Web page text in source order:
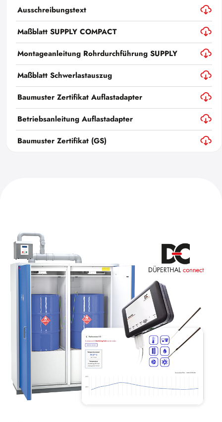
Ausschreibungstext
Maßblatt SUPPLY COMPACT
Montageanleitung Rohrdurchführung SUPPLY
Maßblatt Schwerlastauszug
Baumuster Zertifikat Auflastadapter
Betriebsanleitung Auflastadapter
Baumuster Zertifikat (GS)